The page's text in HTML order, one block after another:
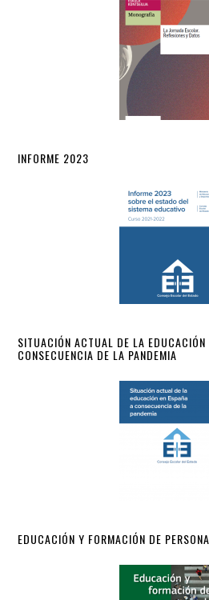
INFORME 2023
SITUACIÓN ACTUAL DE LA EDUCACIÓN
CONSECUENCIA DE LA PANDEMIA
EDUCACIÓN Y FORMACIÓN DE